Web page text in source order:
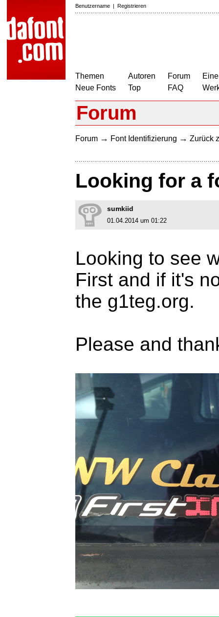
Benutzername | Registrieren
Themen
Neue Fonts
Autoren
Top
Forum
FAQ
Forum
Forum → Font Identifizierung → Zurück
Looking for a
sumkiid
01.04.2014 um 01:22
Looking to see
First and if it's
the g1teg.org.
Please and